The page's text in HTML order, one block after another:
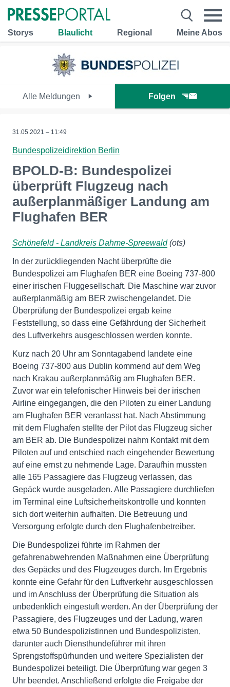
Storys Blaulicht Regional Meine Abos
Alle Meldungen Folgen
31.05.2021 – 11:49
Bundespolizeidirektion Berlin
BPOLD-B: Bundespolizei
überprüft Flugzeug nach
außerplanmäßiger Landung am
Flughafen BER
Schönefeld - Landkreis Dahme-Spreewald(ots)
In der zurückliegenden Nacht überprüfte die
Bundespolizei am Flughafen BER eine Boeing 737-800
einer irischen Fluggesellschaft. Die Maschine war zuvor
außerplanmäßig am BER zwischengelandet. Die
Überprüfung der Bundespolizei ergab keine
Feststellung, so dass eine Gefährdung der Sicherheit
des Luftverkehrs ausgeschlossen werden konnte.
Kurz nach 20 Uhr am Sonntagabend landete eine
Boeing 737-800 aus Dublin kommend auf dem Weg
nach Krakau außerplanmäßig am Flughafen BER.
Zuvor war ein telefonischer Hinweis bei der irischen
Airline eingegangen, die den Piloten zu einer Landung
am Flughafen BER veranlasst hat. Nach Abstimmung
mit dem Flughafen stellte der Pilot das Flugzeug sicher
am BER ab. Die Bundespolizei nahm Kontakt mit dem
Piloten auf und entschied nach eingehender Bewertung
auf eine ernst zu nehmende Lage. Daraufhin mussten
alle 165 Passagiere das Flugzeug verlassen, das
Gepäck wurde ausgeladen. Alle Passagiere durchliefen
im Terminal eine Luftsicherheitskontrolle und konnten
sich dort weiterhin aufhalten. Die Betreuung und
Versorgung erfolgte durch den Flughafenbetreiber.
Die Bundespolizei führte im Rahmen der
gefahrenabwehrenden Maßnahmen eine Überprüfung
des Gepäcks und des Flugzeuges durch. Im Ergebnis
konnte eine Gefahr für den Luftverkehr ausgeschlossen
und im Anschluss der Überprüfung die Situation als
unbedenklich eingestuft werden. An der Überprüfung der
Passagiere, des Flugzeuges und der Ladung, waren
etwa 50 Bundespolizistinnen und Bundespolizisten,
darunter auch Diensthundeführer mit ihren
Sprengstoffspürhunden und weitere Spezialisten der
Bundespolizei beteiligt. Die Überprüfung war gegen 3
Uhr beendet. Anschließend erfolgte die Freigabe der